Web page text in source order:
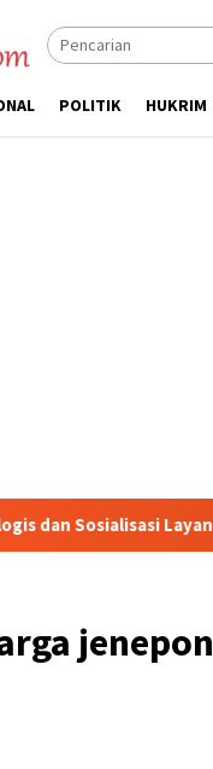
POLITIK HUKRIM
110 Jasa